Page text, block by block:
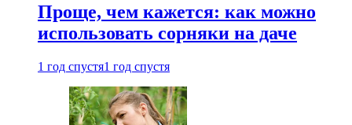
Проще, чем кажется: как можно
использовать сорняки на даче
1 год спустя1 год спустя